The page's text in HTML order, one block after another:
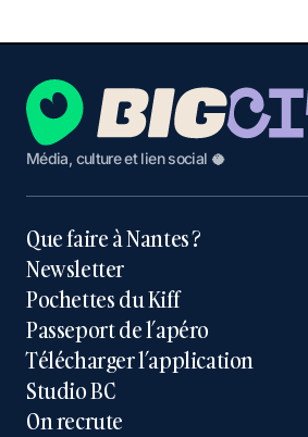
Média, culture et lien social 🥥
Que faire à Nantes ?
Newsletter
Pochettes du Kiff
Passeport de l’apéro
Télécharger l’application
Studio BC
On recrute